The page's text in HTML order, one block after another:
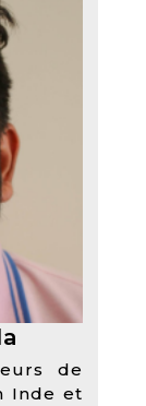
de
Inde et